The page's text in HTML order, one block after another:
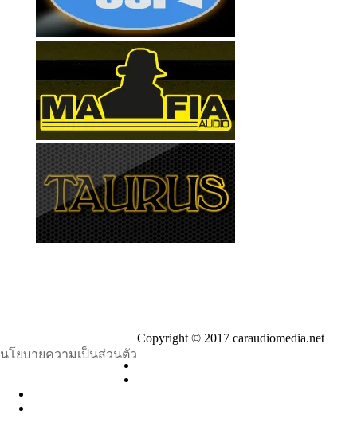
นโยบายความเป็นส่วนตัว
Copyright © 2017 caraudiomedia.net